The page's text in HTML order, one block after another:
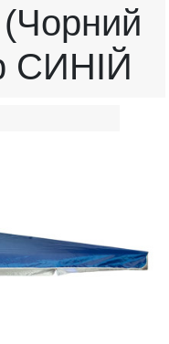
СИНІЙ